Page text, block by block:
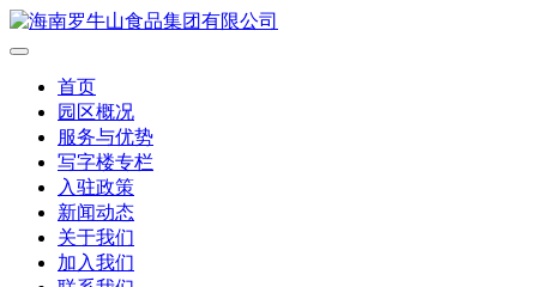
首页
园区概况
服务与优势
写字楼专栏
入驻政策
新闻动态
关于我们
加入我们